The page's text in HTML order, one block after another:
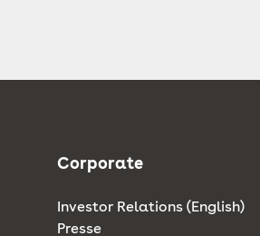
Corporate
Investor Relations (English)
Presse